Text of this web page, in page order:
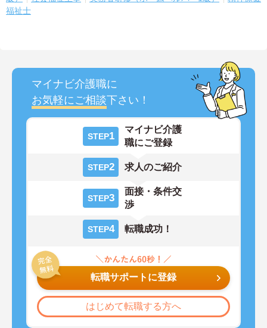
福祉士
マイナビ介護職に
お気軽にご相談下さい！
STEP1
マイナビ介護
職にご登録
STEP2 求人のご紹介
STEP3
面接・条件交
渉
STEP4 転職成功！
転職サポートに登録
はじめて転職する方へ